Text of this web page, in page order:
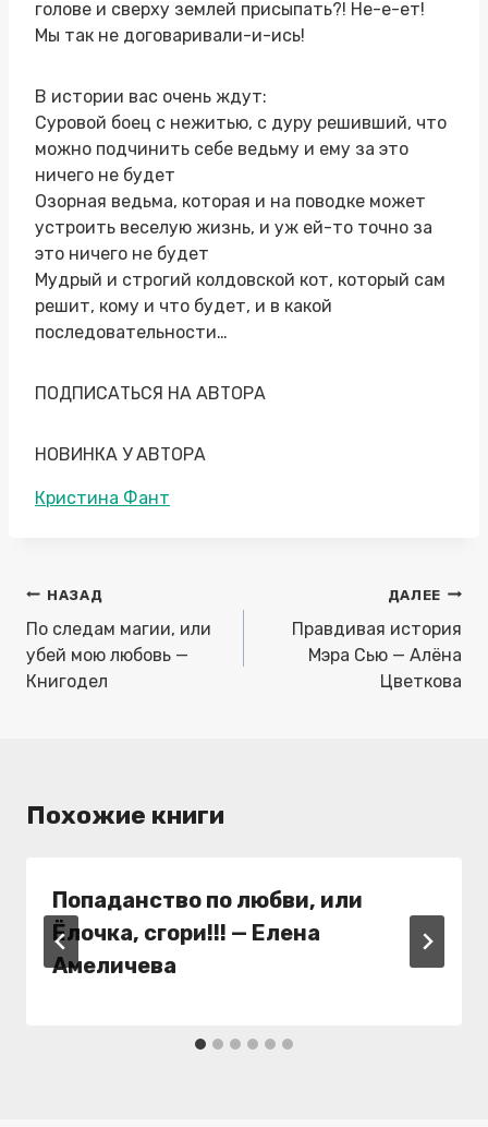
голове и сверху землей присыпать?! Не-е-ет!
Мы так не договаривали-и-ись!
В истории вас очень ждут:
Суровой боец с нежитью, с дуру решивший, что
можно подчинить себе ведьму и ему за это
ничего не будет
Озорная ведьма, которая и на поводке может
устроить веселую жизнь, и уж ей-то точно за
это ничего не будет
Мудрый и строгий колдовской кот, который сам
решит, кому и что будет, и в какой
последовательности…
ПОДПИСАТЬСЯ НА АВТОРА
НОВИНКА У АВТОРА
Метки
Кристина Фант
Навигация
по
записям
НАЗАД
По следам магии, или
убей мою любовь —
Книгодел
ДАЛЕЕ
Правдивая история
Мэра Сью — Алёна
Цветкова
Похожие книги
Попаданство по любви, или
Ёлочка, сгори!!! — Елена
Амеличева